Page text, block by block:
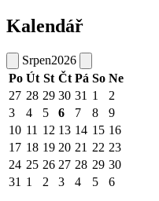
Kalendář
Srpen2026
Po Út St Čt Pá So Ne
27 28 29 30 31 1
2
3
4 5 6 7 8
9
10 11 12 13 14 15 16
17 18 19 20 21 22 23
24 25 26 27 28 29 30
31 1 2 3 4 5 6